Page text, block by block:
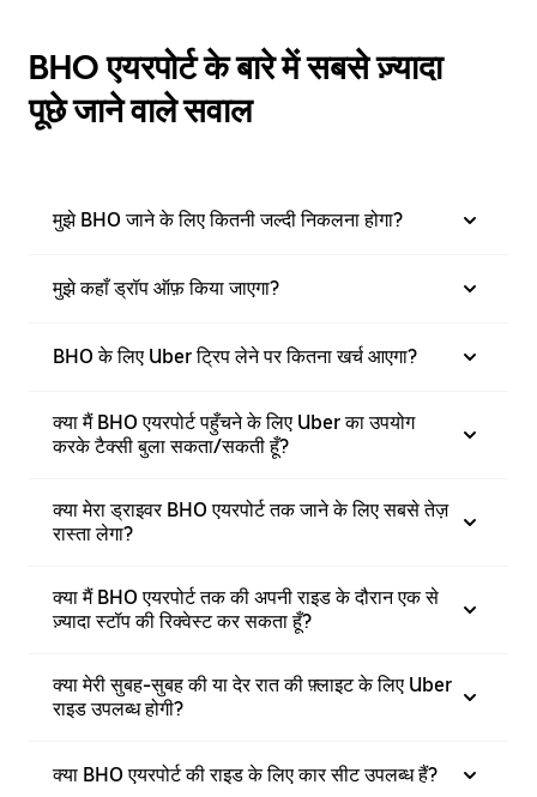
BHO एयरपोर्ट के बारे में सबसे ज़्यादा
पूछे जाने वाले सवाल
मुझे BHO जाने के लिए कितनी जल्दी निकलना होगा?
मुझे कहाँ ड्रॉप ऑफ़ किया जाएगा?
BHO के लिए Uber ट्रिप लेने पर कितना खर्च आएगा?
क्या मैं BHO एयरपोर्ट पहुँचने के लिए Uber का उपयोग
करके टैक्सी बुला सकता/सकती हूँ?
क्या मेरा ड्राइवर BHO एयरपोर्ट तक जाने के लिए सबसे तेज़
रास्ता लेगा?
क्या मैं BHO एयरपोर्ट तक की अपनी राइड के दौरान एक से
ज़्यादा स्टॉप की रिक्वेस्ट कर सकता हूँ?
क्या मेरी सुबह-सुबह की या देर रात की फ़्लाइट के लिए Uber
राइड उपलब्ध होगी?
क्या BHO एयरपोर्ट की राइड के लिए कार सीट उपलब्ध हैं?